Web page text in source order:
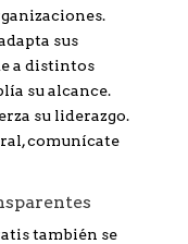
sus
a distintos
su alcance.
su liderazgo.
comunícate
también se